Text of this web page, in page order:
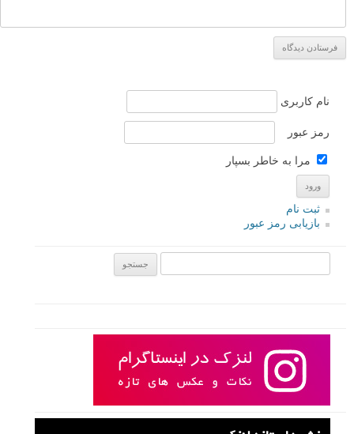
نام کاربری
رمز عبور
مرا به خاطر بسپار
ثبت نام
بازیابی رمز عبور